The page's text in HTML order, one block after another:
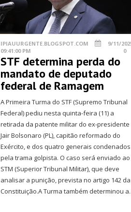
IPIAUURGENTE.BLOGSPOT.COM
9/11/
09:41:00 PM
0
STF determina perda do
mandato de deputado
federal de Ramagem
A Primeira Turma do STF (Supremo Tribunal
Federal) pediu nesta quinta-feira (11) a
retirada da patente militar do ex-presidente
Jair Bolsonaro (PL), capitão reformado do
Exército, e dos quatro generais condenados
pela trama golpista. O caso será enviado ao
STM (Superior Tribunal Militar), que deve
analisar a punição, prevista no artigo 142 da
Constituição.A Turma também determinou